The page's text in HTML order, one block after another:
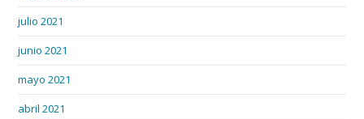
julio 2021
junio 2021
mayo 2021
abril 2021